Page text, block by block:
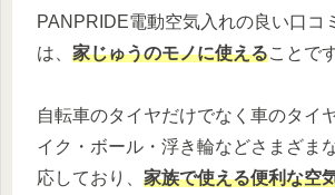
PANPRIDE電動空気入れの良い口コ
は、 家じゅうのモノに使えることで
自転車のタイヤだけでなく車のタイ
イク・ボール・浮き輪などさまざま
応しており、 家族で使える便利な空